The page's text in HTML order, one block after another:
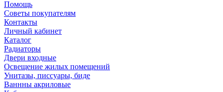
Помощь
Советы покупателям
Контакты
Личный кабинет
Каталог
Радиаторы
Двери входные
Освещение жилых помещений
Унитазы, писсуары, биде
Ваннны акриловые